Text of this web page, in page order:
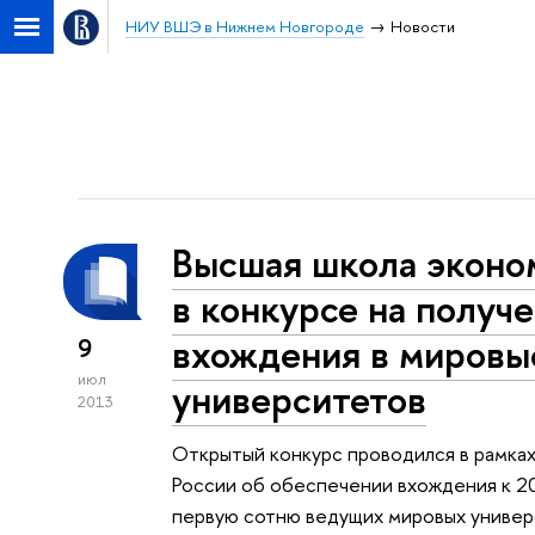
НИУ ВШЭ в Нижнем Новгороде Новости
9
июл
2013
Высшая школа
в конкурсе на
вхождения в
университетов
Открытый конкурс проводился в
России об обеспечении вхождения к
первую сотню ведущих мировых